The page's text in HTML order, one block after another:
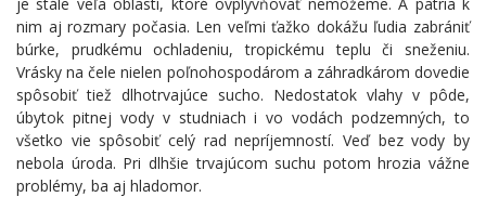
nim aj rozmary počasia. Len veľmi ťažko dokážu ľudia zabrániť
búrke, prudkému ochladeniu, tropickému teplu či sneženiu.
Vrásky na čele nielen poľnohospodárom a záhradkárom dovedie
spôsobiť tiež dlhotrvajúce sucho. Nedostatok vlahy v pôde,
úbytok pitnej vody v studniach i vo vodách podzemných, to
všetko vie spôsobiť celý rad nepríjemností. Veď bez vody by
nebola úroda. Pri dlhšie trvajúcom suchu potom hrozia vážne
problémy, ba aj hladomor.